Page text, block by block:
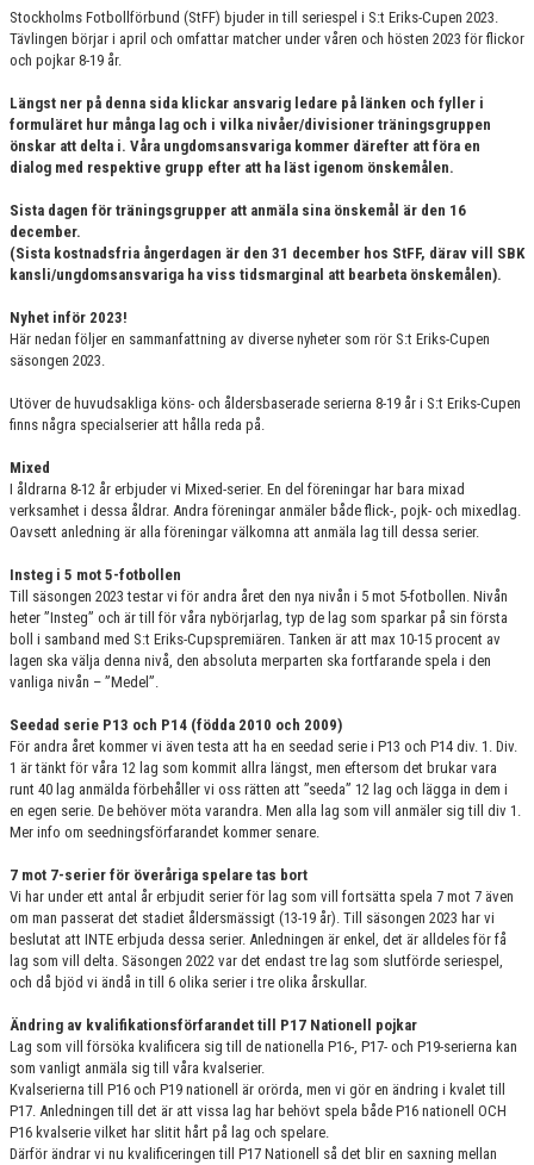
Stockholms Fotbollförbund (StFF) bjuder in till seriespel i S:t Eriks-Cupen 2023.
Tävlingen börjar i april och omfattar matcher under våren och hösten 2023 för flickor
och pojkar 8-19 år.
Längst ner på denna sida klickar ansvarig ledare på länken och fyller i
formuläret hur många lag och i vilka nivåer/divisioner träningsgruppen
önskar att delta i. Våra ungdomsansvariga kommer därefter att föra en
dialog med respektive grupp efter att ha läst igenom önskemålen.
Sista dagen för träningsgrupper att anmäla sina önskemål är den 16
december.
(Sista kostnadsfria ångerdagen är den 31 december hos StFF, därav vill SBK
kansli/ungdomsansvariga ha viss tidsmarginal att bearbeta önskemålen).
Nyhet inför 2023!
Här nedan följer en sammanfattning av diverse nyheter som rör S:t Eriks-Cupen
säsongen 2023.
Utöver de huvudsakliga köns- och åldersbaserade serierna 8-19 år i S:t Eriks-Cupen
finns några specialserier att hålla reda på.
Mixed
I åldrarna 8-12 år erbjuder vi Mixed-serier. En del föreningar har bara mixad
verksamhet i dessa åldrar. Andra föreningar anmäler både flick-, pojk- och mixedlag.
Oavsett anledning är alla föreningar välkomna att anmäla lag till dessa serier.
Insteg i 5 mot 5-fotbollen
Till säsongen 2023 testar vi för andra året den nya nivån i 5 mot 5-fotbollen. Nivån
heter ”Insteg” och är till för våra nybörjarlag, typ de lag som sparkar på sin första
boll i samband med S:t Eriks-Cupspremiären. Tanken är att max 10-15 procent av
lagen ska välja denna nivå, den absoluta merparten ska fortfarande spela i den
vanliga nivån – ”Medel”.
Seedad serie P13 och P14 (födda 2010 och 2009)
För andra året kommer vi även testa att ha en seedad serie i P13 och P14 div. 1. Div.
1 är tänkt för våra 12 lag som kommit allra längst, men eftersom det brukar vara
runt 40 lag anmälda förbehåller vi oss rätten att ”seeda” 12 lag och lägga in dem i
en egen serie. De behöver möta varandra. Men alla lag som vill anmäler sig till div 1.
Mer info om seedningsförfarandet kommer senare.
7 mot 7-serier för överåriga spelare tas bort
Vi har under ett antal år erbjudit serier för lag som vill fortsätta spela 7 mot 7 även
om man passerat det stadiet åldersmässigt (13-19 år). Till säsongen 2023 har vi
beslutat att INTE erbjuda dessa serier. Anledningen är enkel, det är alldeles för få
lag som vill delta. Säsongen 2022 var det endast tre lag som slutförde seriespel,
och då bjöd vi ändå in till 6 olika serier i tre olika årskullar.
Ändring av kvalifikationsförfarandet till P17 Nationell pojkar
Lag som vill försöka kvalificera sig till de nationella P16-, P17- och P19-serierna kan
som vanligt anmäla sig till våra kvalserier.
Kvalserierna till P16 och P19 nationell är orörda, men vi gör en ändring i kvalet till
P17. Anledningen till det är att vissa lag har behövt spela både P16 nationell OCH
P16 kvalserie vilket har slitit hårt på lag och spelare.
Därför ändrar vi nu kvalificeringen till P17 Nationell så det blir en saxning mellan